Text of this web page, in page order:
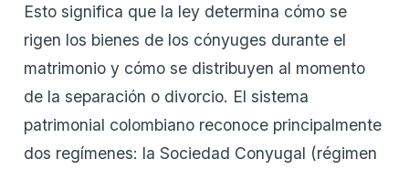
Esto significa que la ley determina cómo se
rigen los bienes de los cónyuges durante el
matrimonio y cómo se distribuyen al momento
de la separación o divorcio. El sistema
patrimonial colombiano reconoce principalmente
dos regímenes: la Sociedad Conyugal (régimen